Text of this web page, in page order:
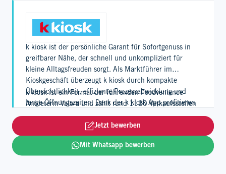
k kiosk ist der persönliche Garant für Sofortgenuss in
greifbarer Nähe, der schnell und unkompliziert für
kleine Alltagsfreuden sorgt. Als Marktführer im
Kioskgeschäft überzeugt k kiosk durch kompakte
Übersichtlichkeit, effiziente Prozessabwicklung und
lange Öffnungszeiten. Dank der k kiosk App profitieren
k kiosk ist ein Format der führenden Foodvenience-
Anbieterin Valora und zählt rund 1120 Verkaufsstellen
in der Schweiz, in Deutschland und Luxemburg.
Gestalte mit uns die Zukunft und werde zum
Jetzt bewerben
Mit Whatsapp bewerben